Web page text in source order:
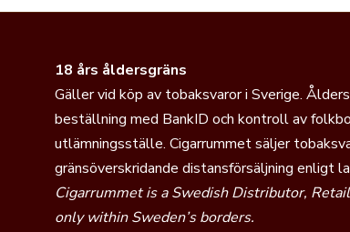
18 års åldersgräns
Gäller vid köp av tobaksvaror i Sverige.
beställning med BankID och kontroll av
utlämningsställe. Cigarrummet säljer
gränsöverskridande distansförsäljning enligt
Cigarrummet is a Swedish Distributor,
only within Sweden’s borders.